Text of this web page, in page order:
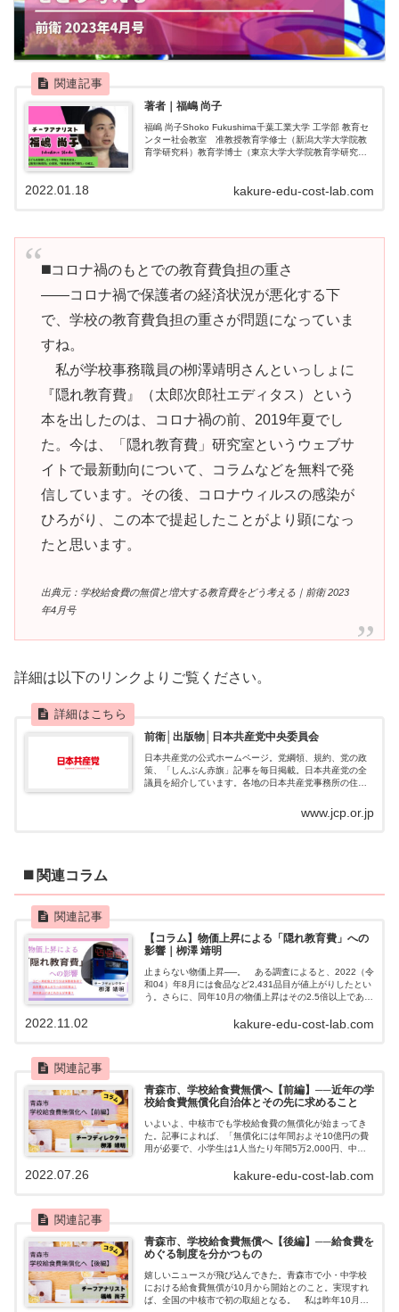
著者｜福嶋 尚子
福嶋 尚子Shoko Fukushima千葉工業大学 工学部 教育セ
ンター社会教室 准教授教育学修士（新潟大学大学院教
育学研究科）教育学博士（東京大学大学院教育学研究
kakure-edu-cost-lab.com
2022.01.18
◼️コロナ禍のもとでの教育費負担の重さ
――コロナ禍で保護者の経済状況が悪化する下
で、学校の教育費負担の重さが問題になっていま
すね。
私が学校事務職員の栁澤靖明さんといっしょに
『隠れ教育費』（太郎次郎社エディタス）という
本を出したのは、コロナ禍の前、2019年夏でし
た。今は、「隠れ教育費」研究室というウェブサ
イトで最新動向について、コラムなどを無料で発
信しています。その後、コロナウィルスの感染が
ひろがり、この本で提起したことがより顕になっ
たと思います。
出典元：学校給食費の無償と増大する教育費をどう考える｜前衛 2023
年4月号
詳細は以下のリンクよりご覧ください。
前衛│出版物│日本共産党中央委員会
日本共産党の公式ホームページ。党綱領、規約、党の政
策、「しんぶん赤旗」記事を毎日掲載。日本共産党の全
議員を紹介しています。各地の日本共産党事務所の住
www.jcp.or.jp
◼️ 関連コラム
【コラム】物価上昇による「隠れ教育費」への
影響｜栁澤 靖明
止まらない物価上昇──。 ある調査によると、2022（令
和04）年8月には食品など2,431品目が値上がりしたとい
う。さらに、同年10月の物価上昇はその2.5倍以上である
kakure-edu-cost-lab.com
2022.11.02
青森市、学校給食費無償へ【前編】──近年の学
校給食費無償化自治体とその先に求めること
いよいよ、中核市でも学校給食費の無償化が始まってき
た。記事によれば、「無償化には年間およそ10億円の費
用が必要で、小学生は1人当たり年間5万2,000円、中学
される」とのことで、「青森市は...kakure-edu-cost-lab.com
2022.07.26
青森市、学校給食費無償へ【後編】──給食費を
めぐる制度を分かつもの
嬉しいニュースが飛び込んできた。青森市で小・中学校
における給食費無償が10月から開始とのこと。実現すれ
ば、全国の中核市で初の取組となる。 私は昨年10月